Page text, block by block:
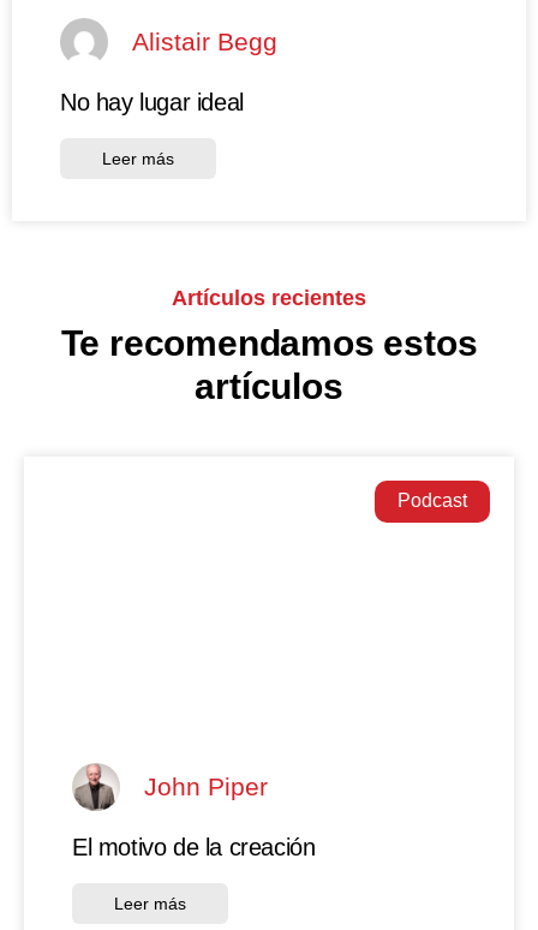
Alistair Begg
No hay lugar ideal
Leer más
Artículos recientes
Te recomendamos estos
artículos
Podcast
John Piper
El motivo de la creación
Leer más